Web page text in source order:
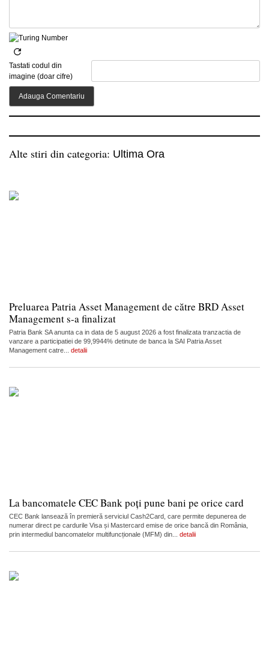
Tastati codul din
imagine (doar cifre)
Alte stiri din categoria: Ultima Ora
Preluarea Patria Asset Management de către BRD Asset
Management s-a finalizat
Patria Bank SA anunta ca in data de 5 august 2026 a fost finalizata tranzactia de
vanzare a participatiei de 99,9944% detinute de banca la SAI Patria Asset
Management catre... detalii
La bancomatele CEC Bank poți pune bani pe orice card
CEC Bank lansează în premieră serviciul Cash2Card, care permite depunerea de
numerar direct pe cardurile Visa și Mastercard emise de orice bancă din România,
prin intermediul bancomatelor multifuncționale (MFM) din... detalii